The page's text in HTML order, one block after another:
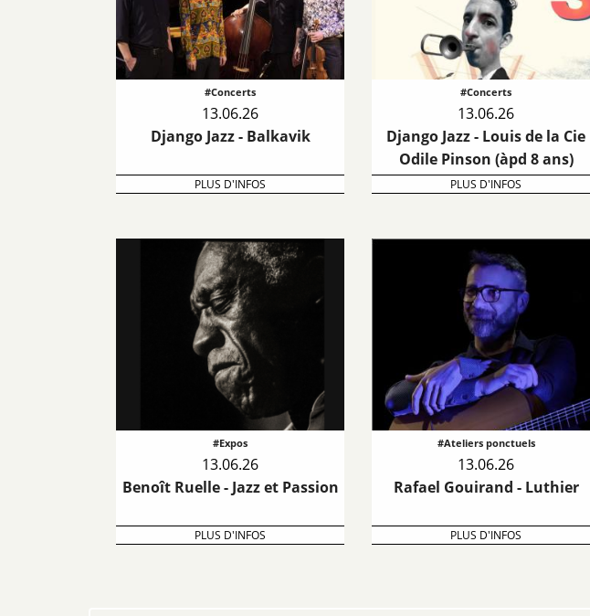
#Concerts
13.06.26
Django Jazz - Balkavik
PLUS D'INFOS
#Concerts
13.06.26
Django Jazz - Louis de la Cie
Odile Pinson (àpd 8 ans)
PLUS D'INFOS
#Expos
13.06.26
Benoît Ruelle - Jazz et Passion
PLUS D'INFOS
#Ateliers ponctuels
13.06.26
Rafael Gouirand - Luthier
PLUS D'INFOS